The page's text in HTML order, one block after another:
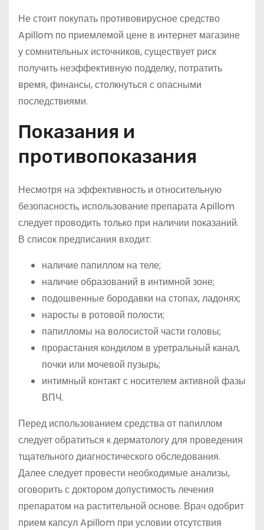
Не стоит покупать противовирусное средство
Apillom по приемлемой цене в интернет магазине
у сомнительных источников, существует риск
получить неэффективную подделку, потратить
время, финансы, столкнуться с опасными
последствиями.
Показания и
противопоказания
Несмотря на эффективность и относительную
безопасность, использование препарата Apillom
следует проводить только при наличии показаний.
В список предписания входит:
наличие папиллом на теле;
наличие образований в интимной зоне;
подошвенные бородавки на стопах, ладонях;
наросты в ротовой полости;
папилломы на волосистой части головы;
прорастания кондилом в уретральный канал,
почки или мочевой пузырь;
интимный контакт с носителем активной фазы
ВПЧ.
Перед использованием средства от папиллом
следует обратиться к дерматологу для проведения
тщательного диагностического обследования.
Далее следует провести необходимые анализы,
оговорить с доктором допустимость лечения
препаратом на растительной основе. Врач одобрит
прием капсул Apillom при условии отсутствия